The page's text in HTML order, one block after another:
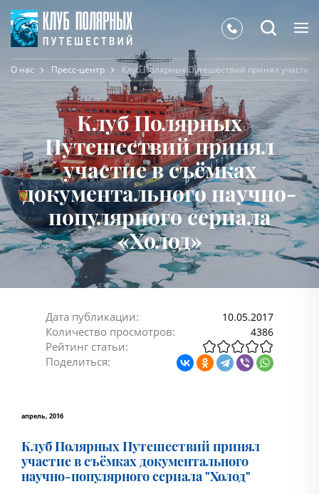
О нас Пресс-центр Клуб Полярных Путешествий принял участие
Клуб Полярных
Путешествий принял
участие в съёмках
документального научно-
популярного сериала
«Холод»
Дата публикации: 10.05.2017
Количество просмотров: 4386
Рейтинг статьи:
Поделиться:
апрель, 2016
Клуб Полярных Путешествий принял
участие в съёмках документального
научно-популярного сериала "Холод"